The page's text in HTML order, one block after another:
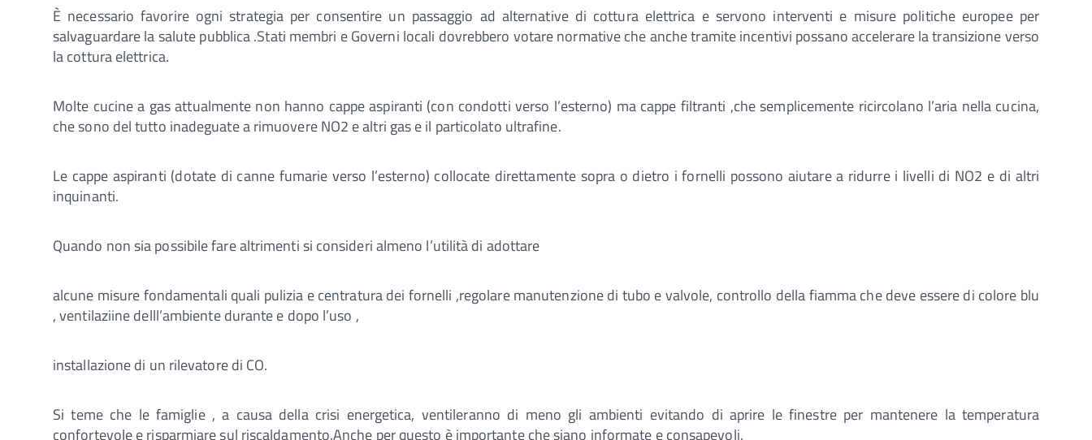
È necessario favorire ogni strategia per consentire un passaggio ad alternative di cottura elettrica e servono interventi e misure politiche europee per
salvaguardare la salute pubblica .Stati membri e Governi locali dovrebbero votare normative che anche tramite incentivi possano accelerare la transizione verso
la cottura elettrica.
Molte cucine a gas attualmente non hanno cappe aspiranti (con condotti verso l’esterno) ma cappe filtranti ,che semplicemente ricircolano l’aria nella cucina,
che sono del tutto inadeguate a rimuovere NO2 e altri gas e il particolato ultrafine.
Le cappe aspiranti (dotate di canne fumarie verso l’esterno) collocate direttamente sopra o dietro i fornelli possono aiutare a ridurre i livelli di NO2 e di altri
inquinanti.
Quando non sia possibile fare altrimenti si consideri almeno l’utilità di adottare
alcune misure fondamentali quali pulizia e centratura dei fornelli ,regolare manutenzione di tubo e valvole, controllo della fiamma che deve essere di colore blu
, ventilaziine delll’ambiente durante e dopo l’uso ,
installazione di un rilevatore di CO.
Si teme che le famiglie , a causa della crisi energetica, ventileranno di meno gli ambienti evitando di aprire le finestre per mantenere la temperatura
confortevole e risparmiare sul riscaldamento.Anche per questo è importante che siano informate e consapevoli.